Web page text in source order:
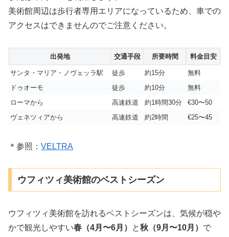
美術館周辺は歩行者専用エリアになっているため、車での
アクセスはできませんのでご注意ください。
出発地 交通手段 所要時間 料金目安
サンタ・マリア・ノヴェッラ駅 徒歩 約15分
無料
ドゥオーモ
徒歩 約10分
無料
ローマから
高速鉄道 約1時間30分
€30〜50
ヴェネツィアから
高速鉄道 約2時間 €25〜45
＊参照： VELTRA
ウフィツィ美術館のベストシーズン
ウフィツィ美術館を訪れるベストシーズンは、気候が穏や
かで観光しやすい春（4月〜6月） と秋（9月〜10月） で